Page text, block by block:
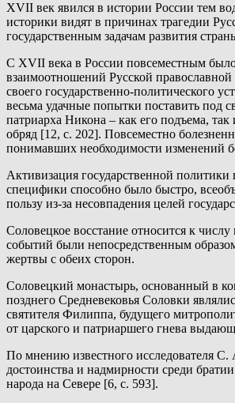
XVII век явился в истории России тем
историки видят в причинах трагедии
государственным задачам развития
С XVII века в России повсеместным
взаимоотношений Русской
своего государственно-политического
весьма удачные попытки поставить под
патриарха Никона – как его подъема,
обряд [12, с. 202]. Повсеместно
понимавших необходимости изменений
Активизация государственной
специфики способно было быстро,
пользу из-за несовпадения целей
Соловецкое восстание относится к
событий были непосредственным
жертвы с обеих сторон.
Соловецкий монастырь, основанный в
позднего Средневековья Соловки
святителя Филиппа, будущего
от царского и патриаршего гнева
По мнению известного исследователя С.
достоинства и надмирности среди
народа на Севере [6, с. 593].